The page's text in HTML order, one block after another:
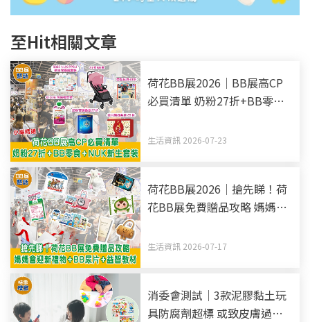
至Hit相關文章
荷花BB展2026｜BB展高CP
必買清單 奶粉27折+BB零食
生活資訊 2026-07-23
荷花BB展2026｜搶先睇！荷
花BB展免費贈品攻略 媽媽會
生活資訊 2026-07-17
消委會測試｜3款泥膠黏土玩
具防腐劑超標 或致皮膚過敏